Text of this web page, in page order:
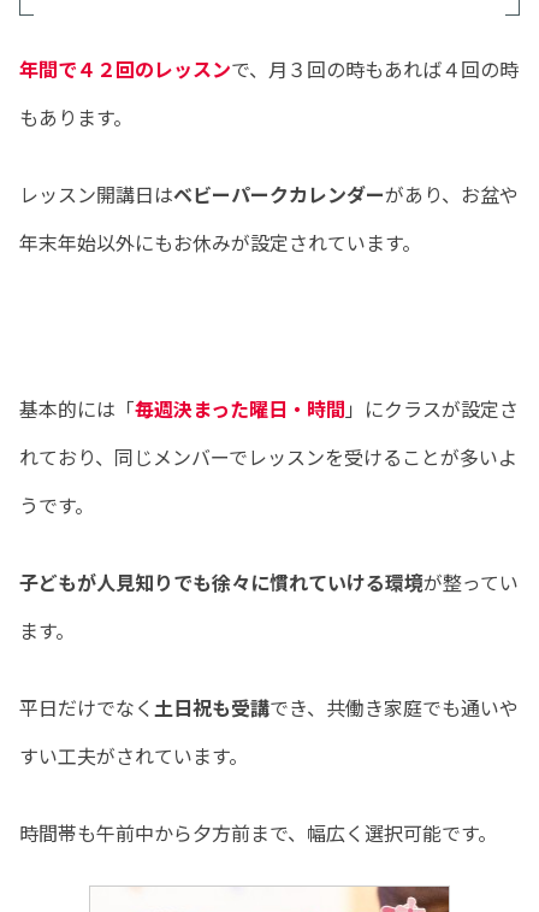
年間で４２回のレッスンで、月３回の時もあれば４回の時
もあります。
レッスン開講日はベビーパークカレンダーがあり、お盆や
年末年始以外にもお休みが設定されています。
基本的には「毎週決まった曜日・時間 」にクラスが設定さ
れており、同じメンバーでレッスンを受けることが多いよ
うです。
子どもが人見知りでも徐々に慣れていける環境が整ってい
ます。
平日だけでなく土日祝も受講でき、共働き家庭でも通いや
すい工夫がされています。
時間帯も午前中から夕方前まで、幅広く選択可能です。